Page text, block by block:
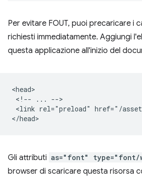
Per evitare FOUT, puoi precaricare i
richiesti immediatamente. Aggiungi
questa applicazione all'inizio del
<head>
<!-- ... -->
<link rel="preload" href="/
Gli attributi as="font" type="font/
browser di scaricare questa risorsa